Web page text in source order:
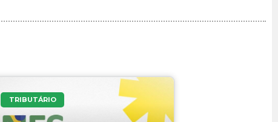
TRIBUTÁRIO